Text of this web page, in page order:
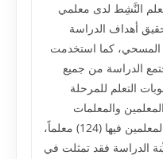
النَّشِط لدى معلمي
أهداف الدراسة
المسحي، کما استخدمت
الدراسة من جميع
التعلم للمرحلة
عددهم (205) من المعلمين والمعلمات
بمحافظة الطائف، حيث يبلغ عدد المعلمين فيها (124) معلماً،
أما عَيِّنة الدراسة فقد تمثلت في